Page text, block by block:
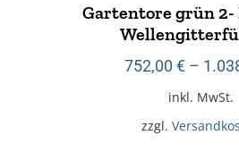
Gartentore grün
752,00 €–
inkl. MwSt.
zzgl.